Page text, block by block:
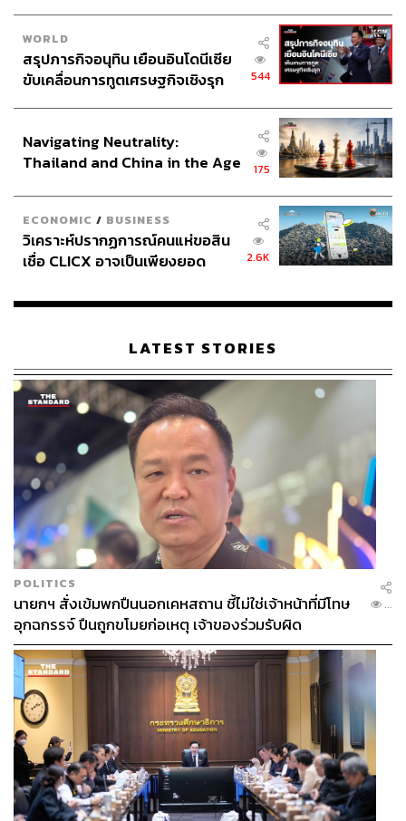
WORLD
สรุปภารกิจอนุทิน เยือนอินโดนีเซีย
ขับเคลื่อนการทูตเศรษฐกิจเชิงรุก
544
Navigating Neutrality:
Thailand and China in the Age
175
ECONOMIC / BUSINESS
วิเคราะห์ปรากฏการณ์คนแห่ขอสิน
เชื่อ CLICX อาจเป็นเพียงยอด
เรือนไทยที่ถูกซุกไว้
2.6K
LATEST STORIES
POLITICS
นายกฯ สั่งเข้มพกปืนนอกเคหสถาน ชี้ไม่ใช่เจ้าหน้าที่มีโทษ
อุกฉกรรจ์ ปืนถูกขโมยก่อเหตุ เจ้าของร่วมรับผิด
...